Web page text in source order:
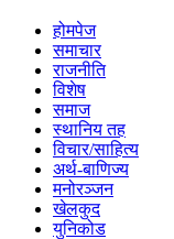
होमपेज
समाचार
राजनीति
विशेष
समाज
स्थानिय तह
विचार/साहित्य
अर्थ-बाणिज्य
मनोरञ्जन
खेलकुद
युनिकोड